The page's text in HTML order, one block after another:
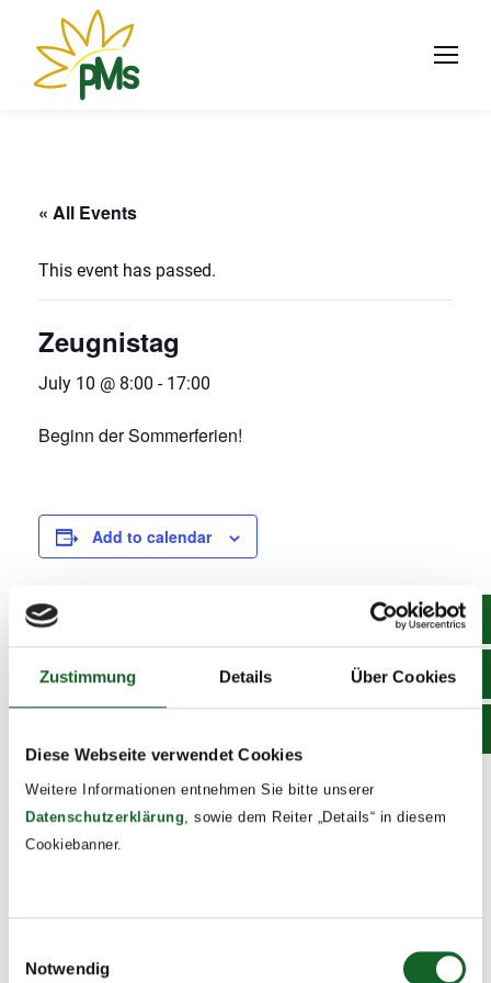
Zustimmung Details Über Cookies
Diese Webseite verwendet Cookies
Weitere Informationen entnehmen Sie bitte unserer
Datenschutzerklärung, sowie dem Reiter „Details“ in diesem
Cookiebanner.
Notwendig
« All Events
This event has passed.
Zeugnistag
July 10 @ 8:00 - 17:00
Beginn der Sommerferien!
Add to calendar
Date:
July 10
Time:
8:00 - 17:00
Event Tags:
2025/26